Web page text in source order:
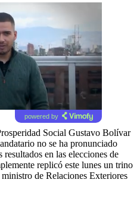
powered by
Social Gustavo Bolívar
no se ha pronunciado
en las elecciones de
replicó este lunes un trino
de Relaciones Exteriores